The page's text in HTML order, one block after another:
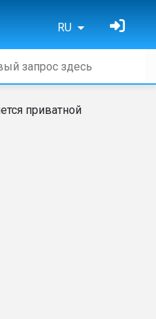
RU
приватной